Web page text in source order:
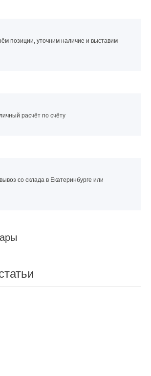
позиции, уточним наличие и выставим
расчёт по счёту
со склада в Екатеринбурге или